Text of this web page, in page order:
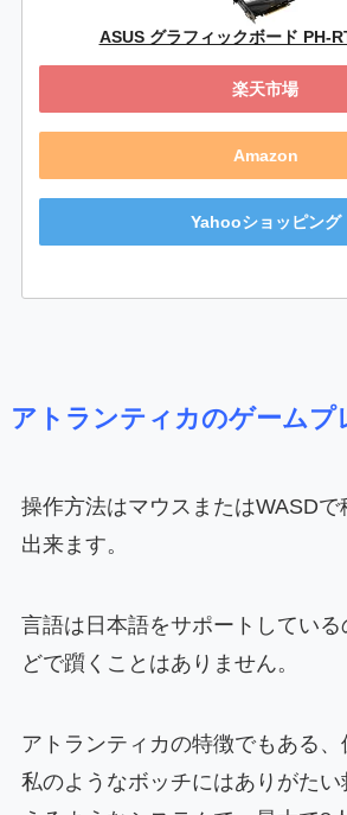
ASUS グラフィックボード PH-
楽天市場
Amazon
Yahooショッピング
アトランティカのゲームプ
操作方法はマウスまたはWASD
出来ます。
言語は日本語をサポートしてい
どで躓くことはありません。
アトランティカの特徴でもある
私のようなボッチにはありがた